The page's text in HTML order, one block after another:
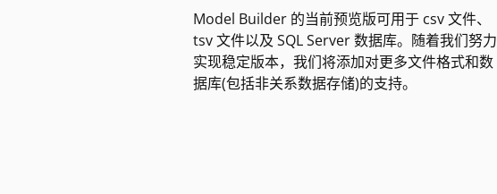
Model Builder 的当前预览版可用于 csv 文件、
tsv 文件以及 SQL Server 数据库。随着我们努力
实现稳定版本，我们将添加对更多文件格式和数
据库(包括非关系数据存储)的支持。